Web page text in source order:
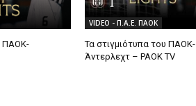
ΠΑΟΚ-
VIDEO - Π.Α.Ε. ΠΑΟΚ
Τα στιγμιότυπα του ΠΑΟΚ-
Άντερλεχτ – PAOK TV